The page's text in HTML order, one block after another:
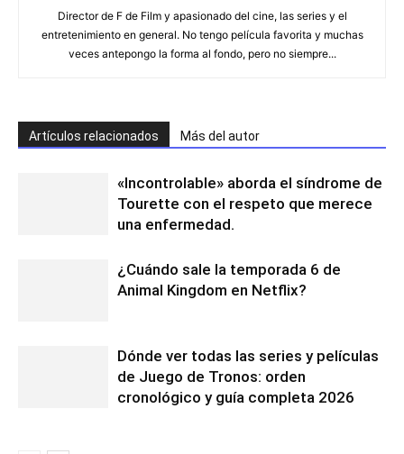
Director de F de Film y apasionado del cine, las series y el
entretenimiento en general. No tengo película favorita y muchas
veces antepongo la forma al fondo, pero no siempre...
Artículos relacionados Más del autor
«Incontrolable» aborda el síndrome de
Tourette con el respeto que merece
una enfermedad.
¿Cuándo sale la temporada 6 de
Animal Kingdom en Netflix?
Dónde ver todas las series y películas
de Juego de Tronos: orden
cronológico y guía completa 2026